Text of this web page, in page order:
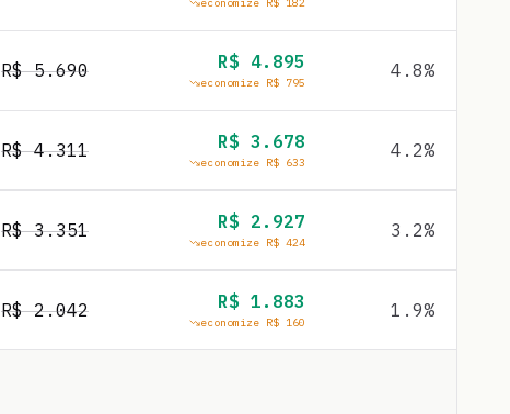
R$5.690 R$ 4.895
economize R$ 795
4.8%
R$4.311 R$ 3.678
economize R$ 633
4.2%
R$3.351 R$ 2.927
economize R$ 424
3.2%
R$2.042 R$ 1.883
economize R$ 160
1.9%